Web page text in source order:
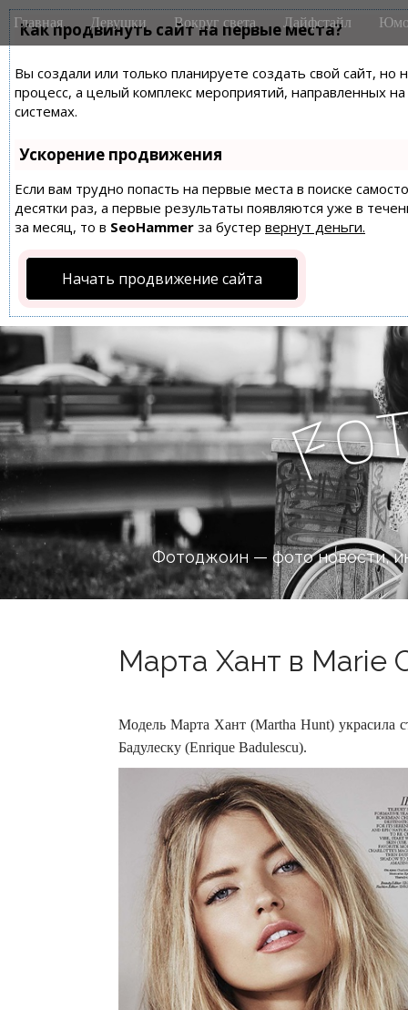
Как продвинуть сайт на первые места?
Вы создали или только планируете создать свой сайт,
процесс, а целый комплекс мероприятий, направленных
системах.
Ускорение продвижения
Если вам трудно попасть на первые места в поиске
десятки раз, а первые результаты появляются уже в
за месяц, то в SeoHammer за бустер вернут деньги.
Начать продвижение сайта
M
a
n
m
e
n
u
i
Главная Девушки Вокруг света Лайфстайл
Fo
Фотоджоин — фото новости,
Марта Хант в Marie
Модель Марта Хант (Martha Hunt) украсила
Бадулеску (Enrique Badulescu).